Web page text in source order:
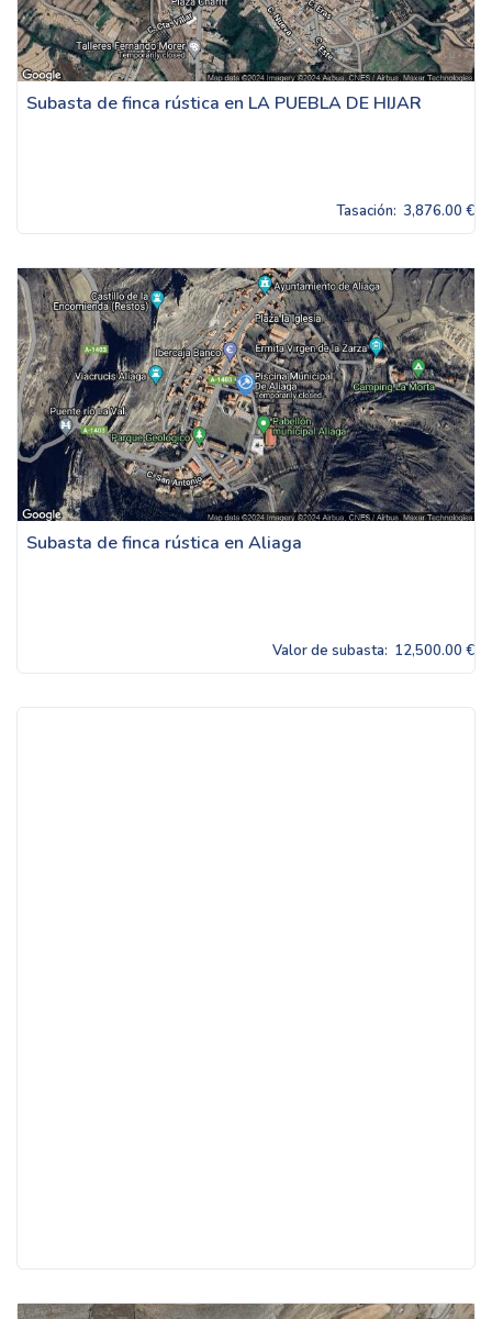
Subasta de finca rústica en LA PUEBLA DE HIJAR
Tasación: 3,876.00 €
Subasta de finca rústica en Aliaga
Valor de subasta: 12,500.00 €